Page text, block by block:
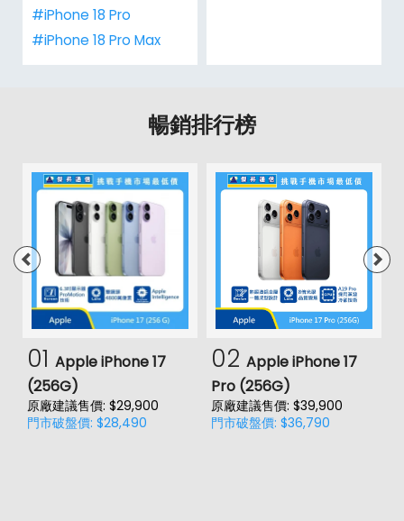
#iPhone 18 Pro
#iPhone 18 Pro Max
暢銷排行榜
01 Apple iPhone 17
(256G)
原廠建議售價: $29,900
門市破盤價: $28,490
02 Apple iPhone 17
Pro (256G)
原廠建議售價: $39,900
門市破盤價: $36,790